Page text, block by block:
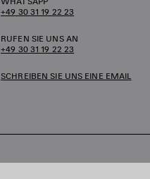
+49 30 31 19 22 23
RUFEN SIE UNS AN
+49 30 31 19 22 23
SCHREIBEN SIE UNS EINE EMAIL